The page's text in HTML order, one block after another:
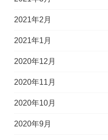
2021年2月
2021年1月
2020年12月
2020年11月
2020年10月
2020年9月